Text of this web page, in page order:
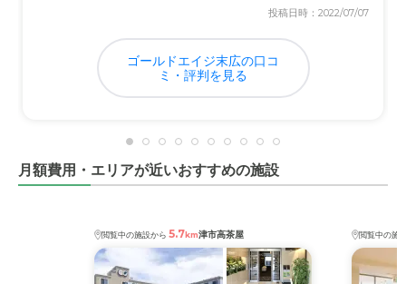
料金費用について
安くもなく高くもないが、妥当な金額だと思う。他の施設
投稿日時：2022/07/07
ゴールドエイジ末広の口コ
ミ・評判を見る
月額費用・エリアが近いおすすめの施設
閲覧中の施設から 5.7km津市高茶屋 閲覧中の施